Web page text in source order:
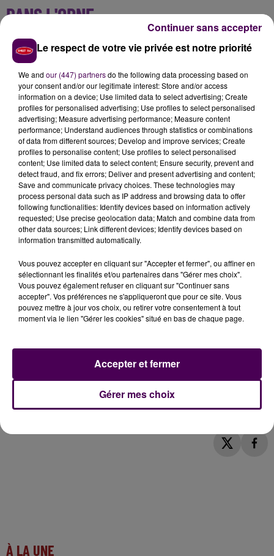
DANS L'ORNE
Pharmacie Lefebvre-Lemanissier à L'Aigle
Pharmacie du Centre à Argentan
Pharmacie Krazlin à Domfront
Pharmacie de la République à Sées
EN SEINE-MARITIME
Pharmacie des Arts à Barentin
Pharmacie Beaugrand à Blainville-Crevon
La Grande Pharmacie à Dieppe
Pharmacie Saint-Etienne à Fécamp
Pharmacie Follain à Goderville
Eurl Lacroix Bevan à Grand-Couronne
Pharmacie de la place d'armes à Harfleur
Pharmacie Doumer au Havre
Pharmacie Sara Pinto à Notre-Dame-de-Bondeville
Pharmacie SNC Friess Lepileur à Notre-Dame-de-
Gravenchon
Pharmacie de Préaux à Préaux
Pharmacie Saint Pierraise à Saint-Pierre-lès-Elbeuf
Pharmacie de la varenne à Saint-Saëns
À LA UNE
Le respect de votre vie privée est notre priorité
We and our (447) partnersdo the following data processing based on
your consent and/or our legitimate interest: Store and/or access
information on a device; Use limited data to select advertising; Create
profiles for personalised advertising; Use profiles to select personalised
advertising; Measure advertising performance; Measure content
performance; Understand audiences through statistics or combinations
of data from different sources; Develop and improve services; Create
profiles to personalise content; Use profiles to select personalised
content; Use limited data to select content; Ensure security, prevent and
detect fraud, and fix errors; Deliver and present advertising and content;
Save and communicate privacy choices. These technologies may
process personal data such as IP address and browsing data to offer
following functionalities: Identify devices based on information actively
requested; Use precise geolocation data; Match and combine data from
other data sources; Link different devices; Identify devices based on
information transmitted automatically.
Vous pouvez accepter en cliquant sur "Accepter et fermer", ou affiner en
sélectionnant les finalités et/ou partenaires dans "Gérer mes choix".
Vous pouvez également refuser en cliquant sur "Continuer sans
accepter". Vos préférences ne s'appliqueront que pour ce site. Vous
pouvez mettre à jour vos choix, ou retirer votre consentement à tout
moment via le lien "Gérer les cookies" situé en bas de chaque page.
Gérer mes choix
Accepter et fermer
Continuer sans accepter